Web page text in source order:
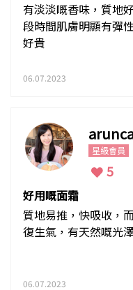
有淡淡嘅香味，質地
段時間肌膚明顯有彈
好貴
06.07.2023
星級會員
5
好用嘅面霜
質地易推，快吸收，
復生氣，有天然嘅光
06.07.2023